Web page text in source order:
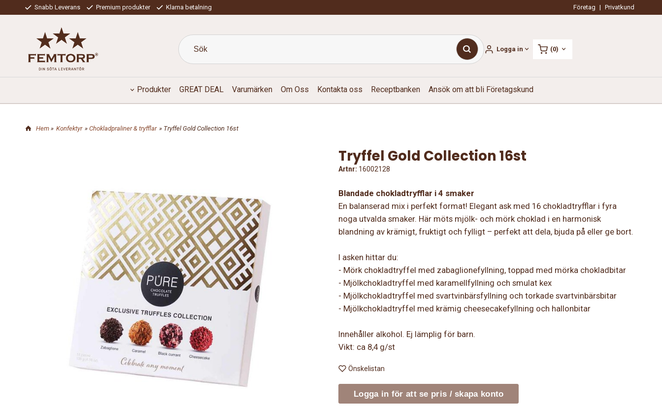
Snabb Leverans Premium produkter Klarna betalning Företag | Privatkund
Logga in (0)
Produkter GREAT DEAL Varumärken Om Oss Kontakta oss Receptbanken Ansök om att bli Företagskund
Hem » Konfektyr » Chokladpraliner & tryfflar » Tryffel Gold Collection 16st
Tryffel Gold Collection 16st
Artnr: 16002128
Blandade chokladtryfflar i 4 smaker
En balanserad mix i perfekt format! Elegant ask med 16 chokladtryfflar i fyra
noga utvalda smaker. Här möts mjölk- och mörk choklad i en harmonisk
blandning av krämigt, fruktigt och fylligt – perfekt att dela, bjuda på eller ge bort.
I asken hittar du:
- Mörk chokladtryffel med zabaglionefyllning, toppad med mörka chokladbitar
- Mjölkchokladtryffel med karamellfyllning och smulat kex
- Mjölkchokladtryffel med svartvinbärsfyllning och torkade svartvinbärsbitar
- Mjölkchokladtryffel med krämig cheesecakefyllning och hallonbitar
Innehåller alkohol. Ej lämplig för barn.
Vikt: ca 8,4 g/st
Önskelistan
Logga in för att se pris / skapa konto